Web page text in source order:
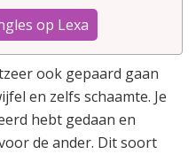
op Lexa
ook gepaard gaan
en zelfs schaamte. Je
hebt gedaan en
de ander. Dit soort